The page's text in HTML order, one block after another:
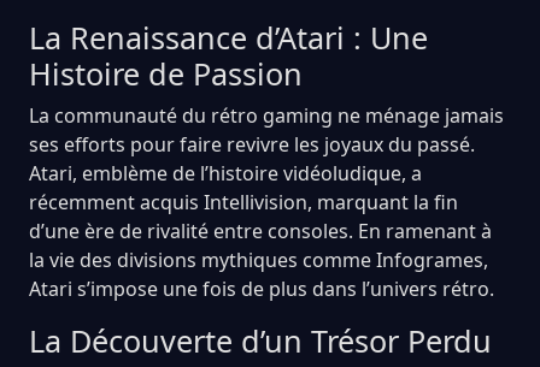
La Renaissance d’Atari : Une
Histoire de Passion
La communauté du rétro gaming ne ménage jamais
ses efforts pour faire revivre les joyaux du passé.
Atari, emblème de l’histoire vidéoludique, a
récemment acquis Intellivision, marquant la fin
d’une ère de rivalité entre consoles. En ramenant à
la vie des divisions mythiques comme Infogrames,
Atari s’impose une fois de plus dans l’univers rétro.
La Découverte d’un Trésor Perdu